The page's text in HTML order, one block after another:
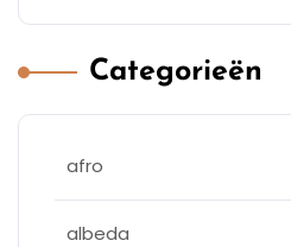
Categorieën
afro
albeda